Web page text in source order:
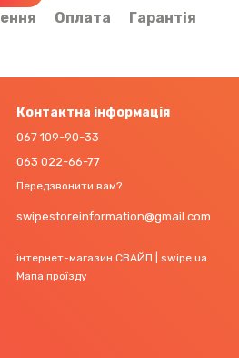
Оплата Гарантія
Контактна інформація
067 109-90-33
063 022-66-77
Передзвонити вам?
swipestoreinformation@gmail.com
інтернет-магазин СВАЙП | swipe.ua
Мапа проїзду